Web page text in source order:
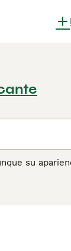
su
con sus
sobre esta